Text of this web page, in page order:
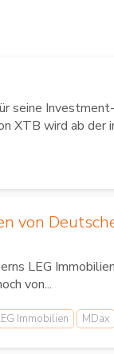
seine
XTB wird ab der
von
LEG
von...
Immobilien MDax